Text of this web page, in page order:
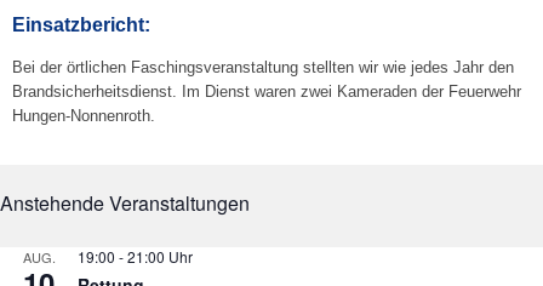
Einsatzbericht:
Bei der örtlichen Faschingsveranstaltung stellten wir wie jedes Jahr den
Brandsicherheitsdienst. Im Dienst waren zwei Kameraden der Feuerwehr
Hungen-Nonnenroth.
Anstehende Veranstaltungen
AUG. 19:00 -21:00